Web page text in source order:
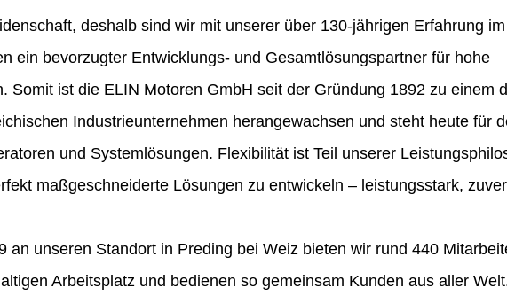
deshalb sind wir mit unserer über 130-jährigen Erfahrung
ein bevorzugter Entwicklungs- und Gesamtlösungspartner für hohe
Somit ist die ELIN Motoren GmbH seit der Gründung 1892 zu einem
Industrieunternehmen herangewachsen und steht heute für
und Systemlösungen. Flexibilität ist Teil unserer
maßgeschneiderte Lösungen zu entwickeln – leistungsstark,
an unseren Standort in Preding bei Weiz bieten wir rund 440
Arbeitsplatz und bedienen so gemeinsam Kunden aus aller